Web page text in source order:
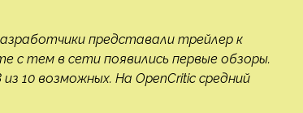
представали трейлер к
с тем в сети появились первые обзоры.
10 возможных. На OpenCritic средний